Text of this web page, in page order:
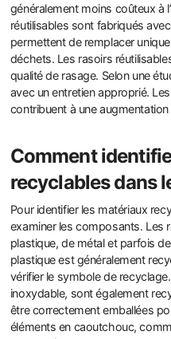
généralement moins coûteux à
réutilisables sont fabriqués
permettent de remplacer
déchets. Les rasoirs
qualité de rasage. Selon une
avec un entretien approprié.
contribuent à une
Comment
recyclables dans
Pour identifier les matériaux
examiner les composants. Les
plastique, de métal et parfois
plastique est généralement
vérifier le symbole de
inoxydable, sont également
être correctement emballées
éléments en caoutchouc,